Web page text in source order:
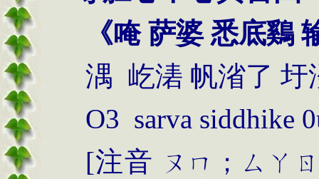
《唵 萨婆 悉底鷄
湡 屹湱 帆渻了 圩
O3 sarva siddhike
[注音 ㄡㄇ；ㄙㄚ